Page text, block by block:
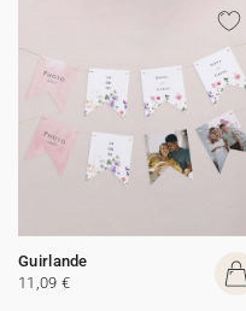
Guirlande
11,09 €